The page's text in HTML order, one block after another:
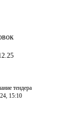
тендера
15:10